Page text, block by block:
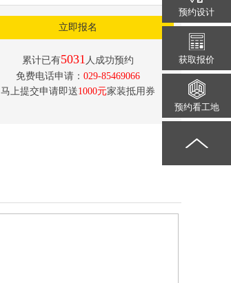
立即报名
累计已有5031 人成功预约
免费电话申请： 029-85469066
马上提交申请即送1000元家装抵用券
预约设计
获取报价
预约看工地